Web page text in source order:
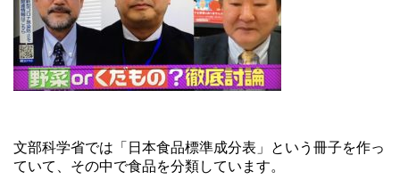
文部科学省では「日本食品標準成分表」という冊子を作っ
ていて、その中で食品を分類しています。